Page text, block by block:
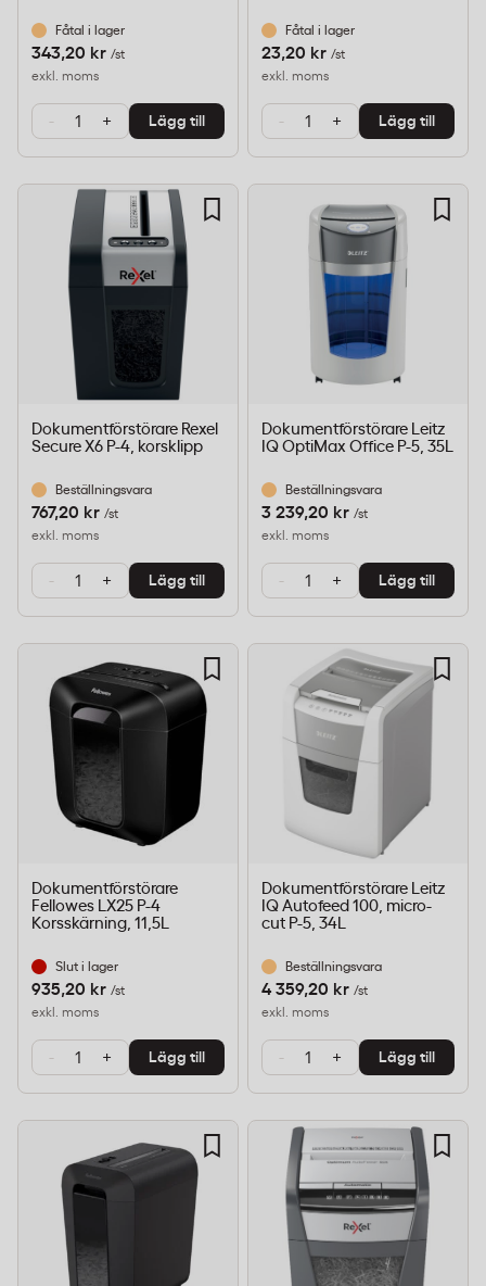
Fåtal i lager
343,20 kr /st
exkl. moms
- + Lägg till
Fåtal i lager
23,20 kr /st
exkl. moms
- + Lägg till
Dokumentförstörare Rexel
Secure X6 P-4, korsklipp
Beställningsvara
767,20 kr /st
exkl. moms
- + Lägg till
Dokumentförstörare Leitz
IQ OptiMax Office P-5, 35L
Beställningsvara
3 239,20 kr /st
exkl. moms
- + Lägg till
Dokumentförstörare
Fellowes LX25 P-4
Korsskärning, 11,5L
Slut i lager
935,20 kr /st
exkl. moms
- + Lägg till
Dokumentförstörare Leitz
IQ Autofeed 100, micro-
cut P-5, 34L
Beställningsvara
4 359,20 kr /st
exkl. moms
- + Lägg till